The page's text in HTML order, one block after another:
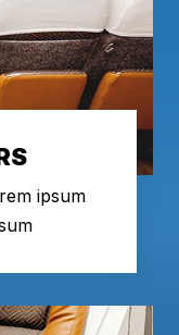
ipsum